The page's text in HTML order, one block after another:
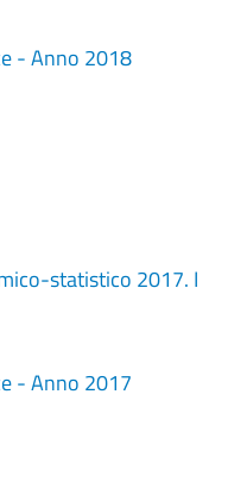
- Anno 2018
statistico 2017. I
- Anno 2017